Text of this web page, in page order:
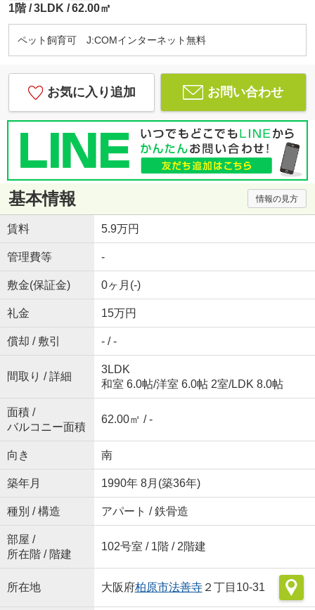
1階 3LDK 62.00㎡
ペット飼育可 J:COMインターネット無料
お気に入り追加 お問い合わせ
基本情報 情報の見方
賃料 5.9万円
管理費等 -
敷金(保証金) 0ヶ月(-)
礼金 15万円
償却 / 敷引 - / -
間取り / 詳細
3LDK
和室 6.0帖/洋室 6.0帖 2室/LDK 8.0帖
面積 /
バルコニー面積
62.00㎡ / -
向き 南
築年月 1990年 8月(築36年)
種別 / 構造 アパート / 鉄骨造
部屋 /
所在階 / 階建
102号室 / 1階 / 2階建
所在地 大阪府柏原市法善寺２丁目10-31